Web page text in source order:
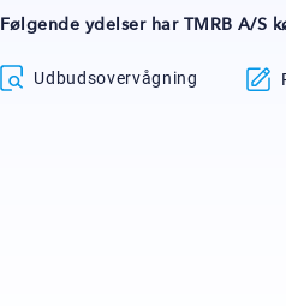
Følgende ydelser har TMRB A/S
Udbudsovervågning